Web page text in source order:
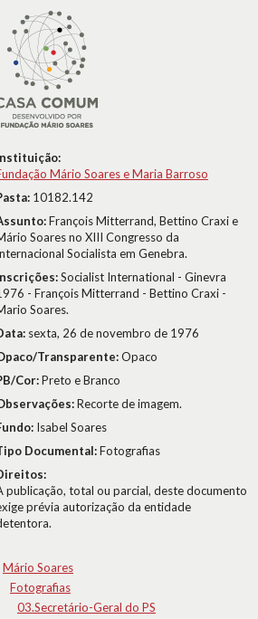
Mário Soares e Maria Barroso
10182.142
François Mitterrand, Bettino Craxi e
Soares no XIII Congresso da
Socialista em Genebra.
Socialist International - Ginevra
- François Mitterrand - Bettino Craxi -
Soares.
sexta, 26 de novembro de 1976
Transparente:Opaco
Cor:Preto e Branco
Recorte de imagem.
Isabel Soares
Documental:Fotografias
publicação, total ou parcial, deste documento
prévia autorização da entidade
Mário Soares
Fotografias
03.Secretário-Geral do PS